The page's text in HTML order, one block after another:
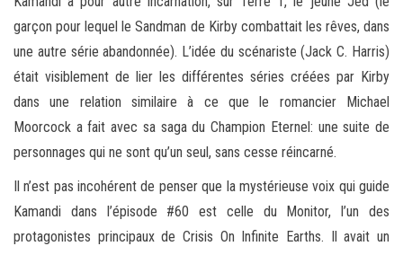
garçon pour lequel le Sandman de Kirby combattait les rêves, dans
une autre série abandonnée). L’idée du scénariste (Jack C. Harris)
était visiblement de lier les différentes séries créées par Kirby
dans une relation similaire à ce que le romancier Michael
Moorcock a fait avec sa saga du Champion Eternel: une suite de
personnages qui ne sont qu’un seul, sans cesse réincarné.
Il n’est pas incohérent de penser que la mystérieuse voix qui guide
Kamandi dans l’épisode #60 est celle du Monitor, l’un des
protagonistes principaux de Crisis On Infinite Earths. Il avait un